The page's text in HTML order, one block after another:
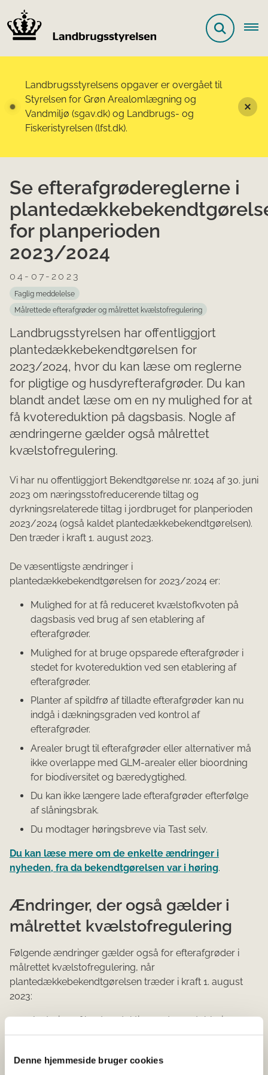
Denne hjemmeside bruger cookies
Landbrugsstyrelsens opgaver er overgået til
Styrelsen for Grøn Arealomlægning og
Vandmiljø (sgav.dk) og Landbrugs- og
Fiskeristyrelsen (lfst.dk).
Se efterafgrødereglerne i
for planperioden
2023/2024
04-07-2023
Faglig meddelelse
Målrettede efterafgrøder og målrettet kvælstofregulering
Landbrugsstyrelsen har offentliggjort
plantedækkebekendtgørelsen for
2023/2024, hvor du kan læse om reglerne
for pligtige og husdyrefterafgrøder. Du kan
blandt andet læse om en ny mulighed for at
få kvotereduktion på dagsbasis. Nogle af
ændringerne gælder også målrettet
kvælstofregulering.
Vi har nu offentliggjort Bekendtgørelse nr. 1024 af 30. juni
2023 om næringsstofreducerende tiltag og
dyrkningsrelaterede tiltag i jordbruget for planperioden
2023/2024 (også kaldet plantedækkebekendtgørelsen).
Den træder i kraft 1. august 2023.
De væsentligste ændringer i
plantedækkebekendtgørelsen for 2023/2024 er:
Mulighed for at få reduceret kvælstofkvoten på
dagsbasis ved brug af sen etablering af
efterafgrøder.
Mulighed for at bruge opsparede efterafgrøder i
stedet for kvotereduktion ved sen etablering af
efterafgrøder.
Planter af spildfrø af tilladte efterafgrøder kan nu
indgå i dækningsgraden ved kontrol af
efterafgrøder.
Arealer brugt til efterafgrøder eller alternativer må
ikke overlappe med GLM-arealer eller bioordning
for biodiversitet og bæredygtighed.
Du kan ikke længere lade efterafgrøder efterfølge
af slåningsbrak.
Du modtager høringsbreve via Tast selv.
Du kan læse mere om de enkelte ændringer i
nyheden, fra da bekendtgørelsen var i høring.
Ændringer, der også gælder i
målrettet kvælstofregulering
Følgende ændringer gælder også for efterafgrøder i
målrettet kvælstofregulering, når
plantedækkebekendtgørelsen træder i kraft 1. august
2023:
Justering af kvotereduktion ved sen etablering
Mulighed for reduktion af kvælstofkvoten beregnet